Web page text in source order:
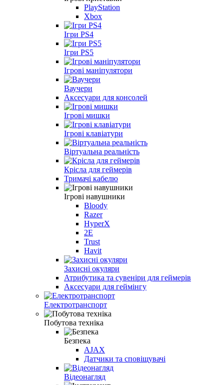
PlayStation
Xbox
Ігри PS4
Ігри PS5
Ігрові маніпулятори
Ваучери
Аксесуари для консолей
Ігрові мишки
Ігрові клавіатури
Віртуальна реальність
Крісла для геймерів
Тримачі кабелю
Ігрові навушники
Bloody
Razer
HyperX
2E
Trust
Havit
Захисні окуляри
Атрибутика та сувеніри для геймерів
Аксесуари для геймінгу
Електротранспорт
Побутова техніка
Безпека
AJAX
Датчики та сповіщувачі
Відеонагляд